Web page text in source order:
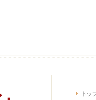
トッ